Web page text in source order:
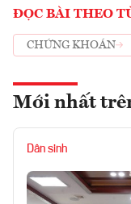
ĐỌC BÀI THEO
CHỨNG KHOÁN
Mới nhất
Dân sinh